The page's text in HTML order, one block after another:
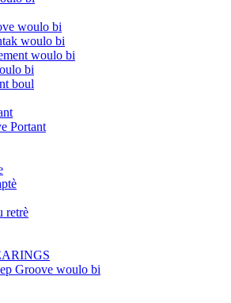
woulo bi
woulo bi
woulo bi
bi
boul
Portant
retrè
Groove woulo bi